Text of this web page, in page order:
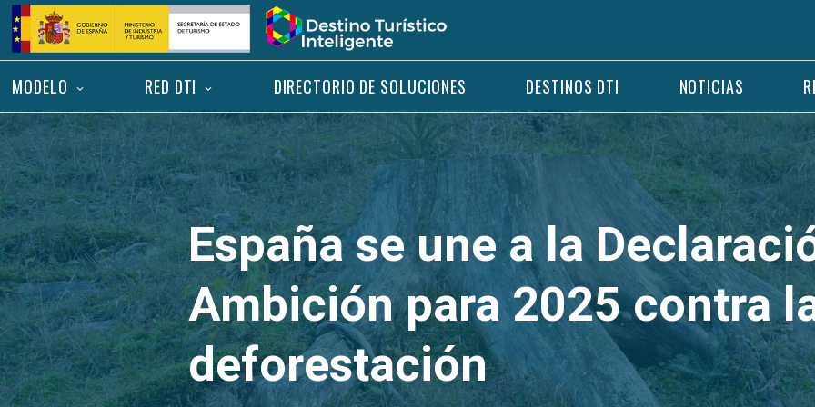
Saltar
contenido
Inicio
MODELO RED DTI DIRECTORIO DE SOLUCIONES DESTINOS DTI NOTICIAS
España se une a la
Ambición para 2025 contra
deforestación